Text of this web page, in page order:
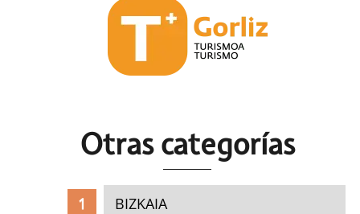
Otras categorías
BIZKAIA